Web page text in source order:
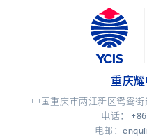
重庆
中国重庆市两江新区鸳鸯街
电话：
电邮：